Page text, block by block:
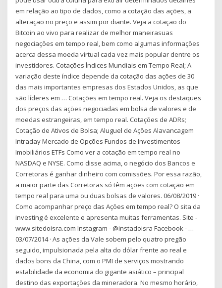
em relação ao tipo de dados, como a cotação das ações, a
alteração no preço e assim por diante. Veja a cotação do
Bitcoin ao vivo para realizar de melhor maneirasuas
negociações em tempo real, bem como algumas informações
acerca dessa moeda virtual cada vez mais popular dentre os
investidores. Cotações Índices Mundiais em Tempo Real; A
variação deste índice depende da cotação das ações de 30
das mais importantes empresas dos Estados Unidos, as que
são líderes em … Cotações em tempo real. Veja os destaques
dos preços das ações negociadas em bolsa de valores e de
moedas estrangeiras, em tempo real. Cotações de ADRs;
Cotação de Ativos de Bolsa; Aluguel de Ações Alavancagem
Intraday Mercado de Opções Fundos de Investimentos
Imobiliários ETFs Como ver a cotação em tempo real no
NASDAQ e NYSE. Como disse acima, o negócio dos Bancos e
Corretoras é ganhar dinheiro com comissões. Por essa razão,
a maior parte das Corretoras só têm ações com cotação em
tempo real para uma ou duas bolsas de valores. 06/08/2019 ·
Como acompanhar preço das Ações em tempo real? O sita da
investing é excelente e apresenta muitas ferramentas. Site -
www.sitedoisra.com Instagram - @instadoisra Facebook - …
03/07/2014 · As ações da Vale sobem pelo quatro pregão
seguido, impulsionada pela alta do dólar frente ao real e
dados bons da China, com o PMI de serviços mostrando
estabilidade da economia do gigante asiático – principal
destino das exportações da mineradora. No mesmo horário,